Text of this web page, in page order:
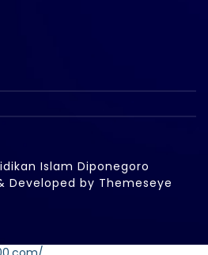
Islam Diponegoro
Developed by Themeseye